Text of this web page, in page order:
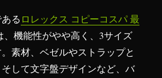
る ロレックス コピーコスパ 最
、機能性がやや高く、3サイズ
素材、ベゼルやストラップと
して文字盤デザインなど、バ